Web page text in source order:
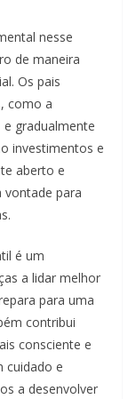
nesse
de maneira
Os pais
como a
e gradualmente
investimentos e
aberto e
vontade para
é um
a lidar melhor
para uma
contribui
consciente e
cuidado e
a desenvolver